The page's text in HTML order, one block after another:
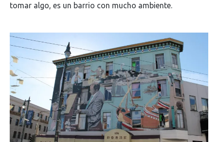
tomar algo, es un barrio con mucho ambiente.